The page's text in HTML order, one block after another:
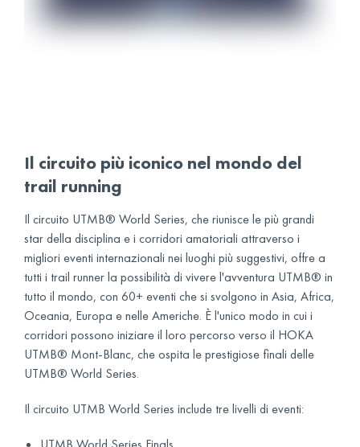
Il circuito più iconico nel mondo del
trail running
Il circuito UTMB® World Series, che riunisce le più grandi
star della disciplina e i corridori amatoriali attraverso i
migliori eventi internazionali nei luoghi più suggestivi, offre a
tutti i trail runner la possibilità di vivere l'avventura UTMB® in
tutto il mondo, con 60+ eventi che si svolgono in Asia, Africa,
Oceania, Europa e nelle Americhe. È l'unico modo in cui i
corridori possono iniziare il loro percorso verso il HOKA
UTMB® Mont-Blanc, che ospita le prestigiose finali delle
UTMB® World Series.
Il circuito UTMB World Series include tre livelli di eventi: